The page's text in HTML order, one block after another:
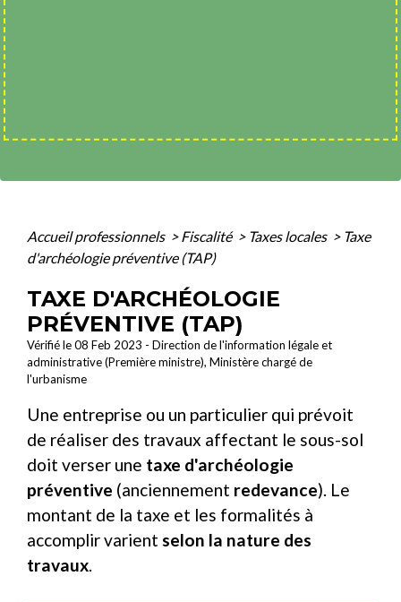
Accueil professionnels > Fiscalité > Taxes locales > Taxe
d'archéologie préventive (TAP)
TAXE D'ARCHÉOLOGIE
PRÉVENTIVE (TAP)
Vérifié le 08 Feb 2023 - Direction de l'information légale et
administrative (Première ministre), Ministère chargé de
l'urbanisme
Une entreprise ou un particulier qui prévoit
de réaliser des travaux affectant le sous-sol
doit verser une taxe d'archéologie
préventive (anciennement redevance). Le
montant de la taxe et les formalités à
accomplir varient selon la nature des
travaux.